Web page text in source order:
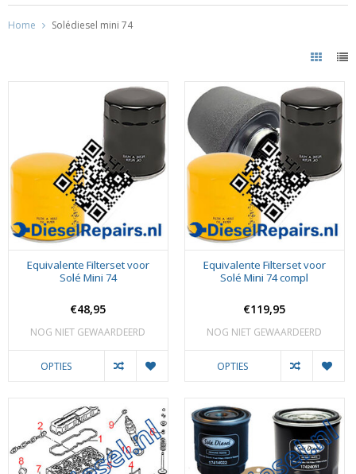
Home Solédiesel mini 74
Equivalente Filterset voor
Solé Mini 74
€48,95
NOG NIET GEWAARDEERD
OPTIES
Equivalente Filterset voor
Solé Mini 74 compl
€119,95
NOG NIET GEWAARDEERD
OPTIES